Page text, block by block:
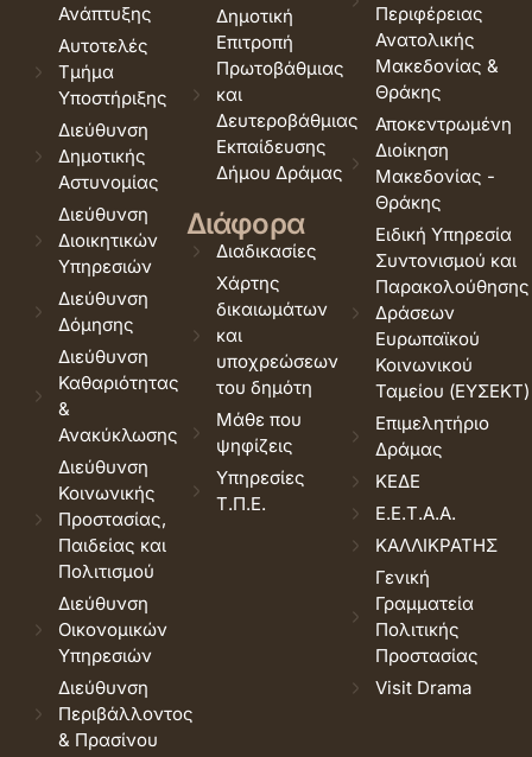
Ανάπτυξης
Αυτοτελές
Τμήμα
Υποστήριξης
Διεύθυνση
Δημοτικής
Αστυνομίας
Διεύθυνση
Διοικητικών
Υπηρεσιών
Διεύθυνση
Δόμησης
Διεύθυνση
Καθαριότητας
&
Ανακύκλωσης
Διεύθυνση
Κοινωνικής
Προστασίας,
Παιδείας και
Πολιτισμού
Διεύθυνση
Οικονομικών
Υπηρεσιών
Διεύθυνση
Περιβάλλοντος
& Πρασίνου
Δημοτική
Επιτροπή
Πρωτοβάθμιας
και
Δευτεροβάθμιας
Εκπαίδευσης
Δήμου Δράμας
Διάφορα
Διαδικασίες
Χάρτης
δικαιωμάτων
και
υποχρεώσεων
του δημότη
Μάθε που
ψηφίζεις
Υπηρεσίες
Τ.Π.Ε.
Περιφέρειας
Ανατολικής
Μακεδονίας &
Θράκης
Αποκεντρωμένη
Διοίκηση
Μακεδονίας -
Θράκης
Ειδική Υπηρεσία
Συντονισμού και
Παρακολούθησης
Δράσεων
Ευρωπαϊκού
Κοινωνικού
Ταμείου (ΕΥΣΕΚΤ)
Επιμελητήριο
Δράμας
ΚΕΔΕ
Ε.Ε.Τ.Α.Α.
ΚΑΛΛΙΚΡΑΤΗΣ
Γενική
Γραμματεία
Πολιτικής
Προστασίας
Visit Drama